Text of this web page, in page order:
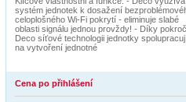
systém jednotek k dosažení
celoplošného Wi-Fi pokrytí - eliminuje slabé
oblasti signálu jednou provždy! - Díky
Deco síťové technologii jednotky
na vytvoření jednotné
Cena po přihlášení